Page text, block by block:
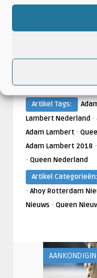
Artikel Tags:
Lambert Nederland·
Adam Lambert·
Adam Lambert 2018 ·
· Queen Nederland
Artikel Categorieën:
· Ahoy Rotterdam
Nieuws · Queen